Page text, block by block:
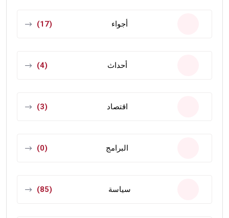
أجواء (17)
أحداث (4)
اقتصاد (3)
البرامج (0)
سياسة (85)